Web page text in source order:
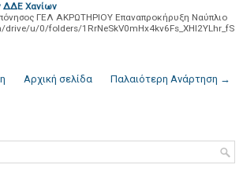
ΔΔΕ Χανίων
ΓΕΛ ΑΚΡΩΤΗΡΙΟΥ Επαναπροκήρυξη Ναύπλιο
u/0/folders/1RrNeSkV0mHx4kv6Fs_XHI2YLhr_fS
Παλαιότερη Ανάρτηση →
Αρχική σελίδα